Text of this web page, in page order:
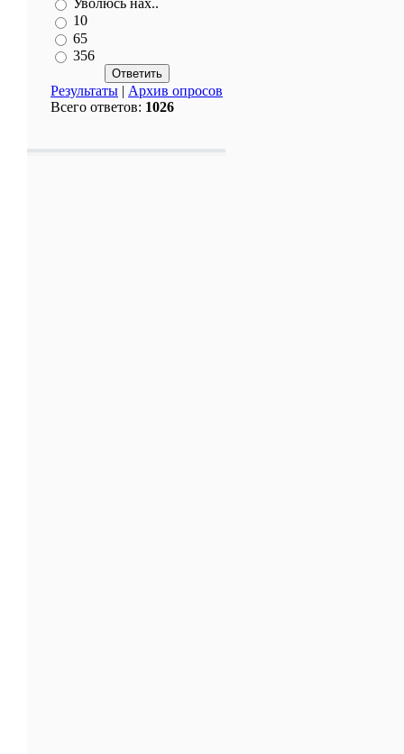
Уволюсь нах..
10
65
356
Результаты | Архив опросов
Всего ответов: 1026